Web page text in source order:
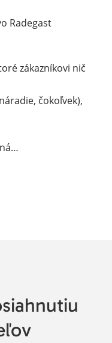
Radegast
zákazníkovi nič
čokoľvek),